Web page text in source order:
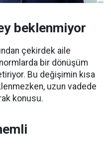
beklenmiyor
çekirdek aile
bir dönüşüm
Bu değişimin kısa
uzun vadede
konusu.